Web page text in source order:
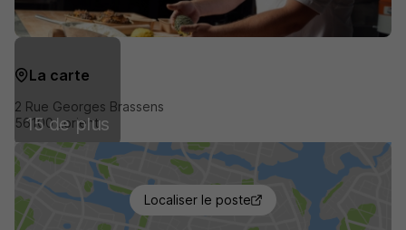
15 de plus
La carte
2 Rue Georges Brassens
56100 Lorient
Localiser le poste